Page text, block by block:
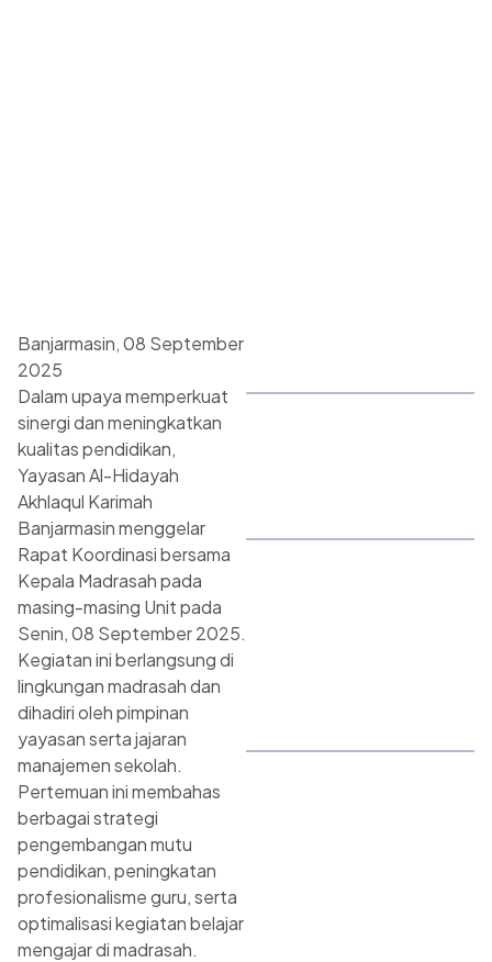
Banjarmasin, 08 September
2025
Dalam upaya memperkuat
sinergi dan meningkatkan
kualitas pendidikan,
Yayasan Al-Hidayah
Akhlaqul Karimah
Banjarmasin menggelar
Rapat Koordinasi bersama
Kepala Madrasah pada
masing-masing Unit pada
Senin, 08 September 2025.
Kegiatan ini berlangsung di
lingkungan madrasah dan
dihadiri oleh pimpinan
yayasan serta jajaran
manajemen sekolah.
Pertemuan ini membahas
berbagai strategi
pengembangan mutu
pendidikan, peningkatan
profesionalisme guru, serta
optimalisasi kegiatan belajar
mengajar di madrasah.